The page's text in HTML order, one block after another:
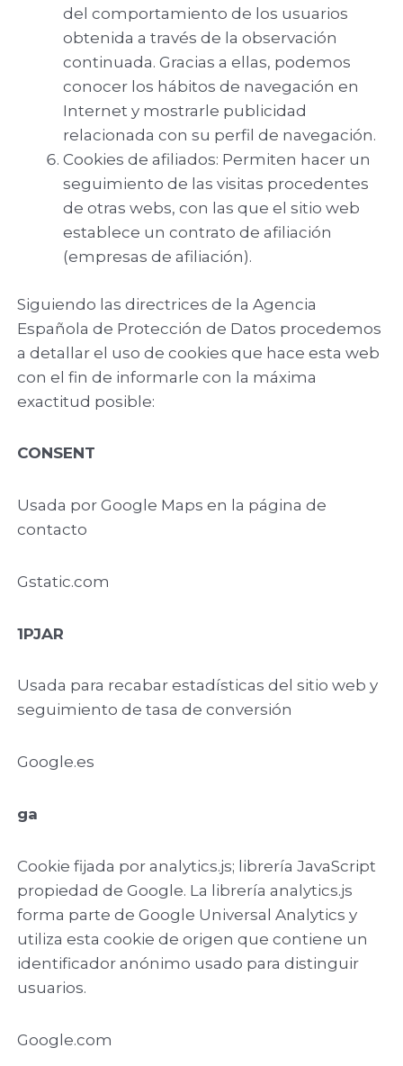
del comportamiento de los usuarios
obtenida a través de la observación
continuada. Gracias a ellas, podemos
conocer los hábitos de navegación en
Internet y mostrarle publicidad
relacionada con su perfil de navegación.
Cookies de afiliados: Permiten hacer un
seguimiento de las visitas procedentes
de otras webs, con las que el sitio web
establece un contrato de afiliación
(empresas de afiliación).
Siguiendo las directrices de la Agencia
Española de Protección de Datos procedemos
a detallar el uso de cookies que hace esta web
con el fin de informarle con la máxima
exactitud posible:
CONSENT
Usada por Google Maps en la página de
contacto
Gstatic.com
1PJAR
Usada para recabar estadísticas del sitio web y
seguimiento de tasa de conversión
Google.es
ga
Cookie fijada por analytics.js; librería JavaScript
propiedad de Google. La librería analytics.js
forma parte de Google Universal Analytics y
utiliza esta cookie de origen que contiene un
identificador anónimo usado para distinguir
usuarios.
Google.com